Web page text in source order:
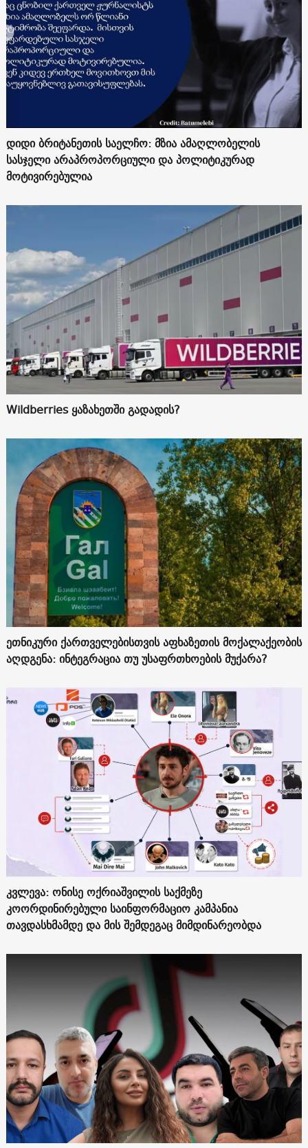
დიდი ბრიტანეთის საელჩო: მზია ამაღლობელის
სასჯელი არაპროპორციული და პოლიტიკურად
მოტივირებულია
Wildberries ყაზახეთში გადადის?
ეთნიკური ქართველებისთვის აფხაზეთის მოქალაქეობის
აღდგენა: ინტეგრაცია თუ უსაფრთხოების მუქარა?
კვლევა: ონისე ოქრიაშვილის საქმეზე
კოორდინირებული საინფორმაციო კამპანია
თავდასხმამდე და მის შემდეგაც მიმდინარეობდა